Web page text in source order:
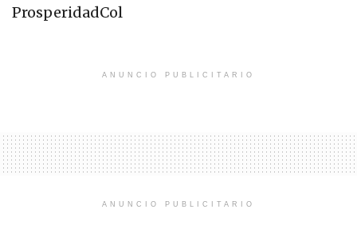
ProsperidadCol
ANUNCIO PUBLICITARIO
ANUNCIO PUBLICITARIO